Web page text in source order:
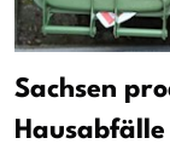
Sachsen
Hausabfälle